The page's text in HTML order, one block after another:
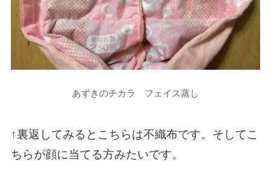
あずきのチカラ フェイス蒸し
↑裏返してみるとこちらは不織布です。そしてこ
ちらが顔に当てる方みたいです。